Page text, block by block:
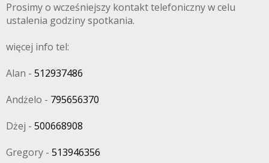
Prosimy o wcześniejszy kontakt telefoniczny w celu
ustalenia godziny spotkania.
więcej info tel:
Alan - 512937486
Andżelo - 795656370
Dżej - 500668908
Gregory - 513946356